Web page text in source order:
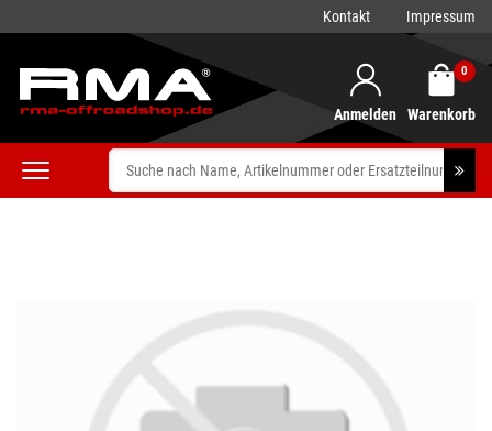
Kontakt Impressum
Anmelden
0
Warenkorb